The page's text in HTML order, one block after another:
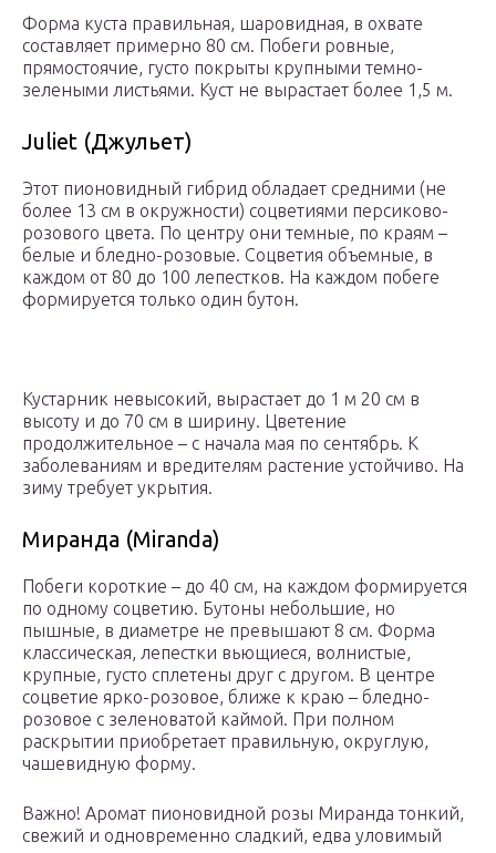
Форма куста правильная, шаровидная, в охвате
составляет примерно 80 см. Побеги ровные,
прямостоячие, густо покрыты крупными темно-
зелеными листьями. Куст не вырастает более 1,5 м.
Juliet (Джульет)
Этот пионовидный гибрид обладает средними (не
более 13 см в окружности) соцветиями персиково-
розового цвета. По центру они темные, по краям –
белые и бледно-розовые. Соцветия объемные, в
каждом от 80 до 100 лепестков. На каждом побеге
формируется только один бутон.
Кустарник невысокий, вырастает до 1 м 20 см в
высоту и до 70 см в ширину. Цветение
продолжительное – с начала мая по сентябрь. К
заболеваниям и вредителям растение устойчиво. На
зиму требует укрытия.
Миранда (Miranda)
Побеги короткие – до 40 см, на каждом формируется
по одному соцветию. Бутоны небольшие, но
пышные, в диаметре не превышают 8 см. Форма
классическая, лепестки вьющиеся, волнистые,
крупные, густо сплетены друг с другом. В центре
соцветие ярко-розовое, ближе к краю – бледно-
розовое с зеленоватой каймой. При полном
раскрытии приобретает правильную, округлую,
чашевидную форму.
Важно! Аромат пионовидной розы Миранда тонкий,
свежий и одновременно сладкий, едва уловимый